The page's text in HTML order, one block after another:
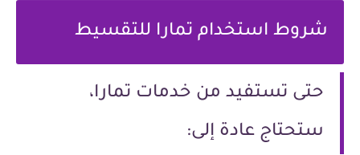
شروط استخدام تمارا للتقسيط
حتى تستفيد من خدمات تمارا،
ستحتاج عادة إلى: